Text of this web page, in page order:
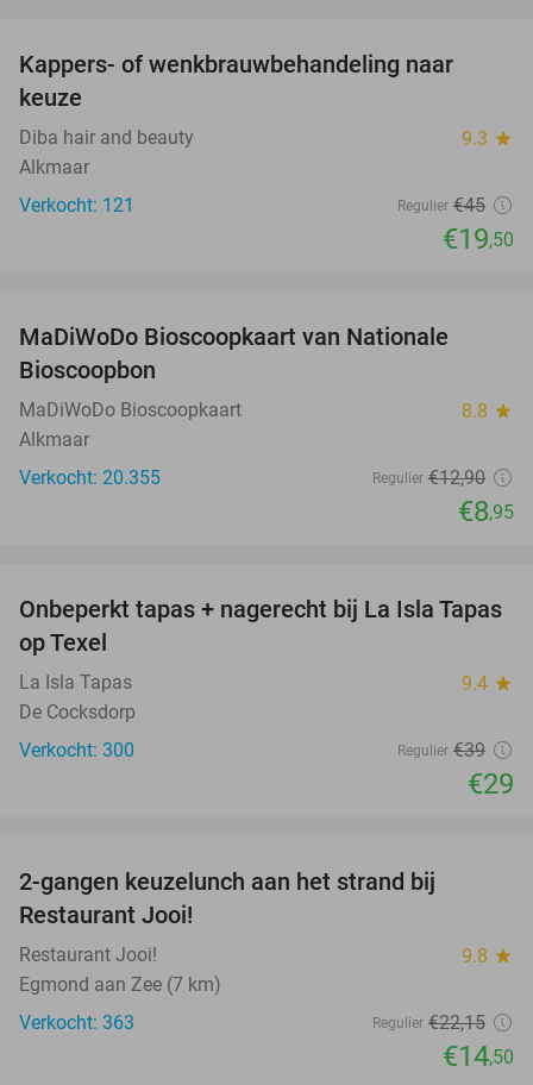
Kappers- of wenkbrauwbehandeling naar
keuze
Diba hair and beauty 9.3 star
Alkmaar
Verkocht: 121
Regulier €45
€19,50
MaDiWoDo Bioscoopkaart van Nationale
Bioscoopbon
MaDiWoDo Bioscoopkaart 8.8 star
Alkmaar
Verkocht: 20.355
Regulier €12,90
€8,95
26%
Onbeperkt tapas + nagerecht bij La Isla Tapas
op Texel
La Isla Tapas 9.4 star
De Cocksdorp
Verkocht: 300
Regulier €39
€29
2-gangen keuzelunch aan het strand bij
Restaurant Jooi!
Restaurant Jooi! 9.8 star
Egmond aan Zee (7 km)
Verkocht: 363
Regulier €22,15
€14,50